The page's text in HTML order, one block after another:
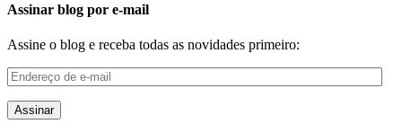
Assinar blog por e-mail
Assine o blog e receba todas as novidades primeiro:
Endereço
de
e-
mail